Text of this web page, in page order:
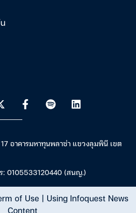
อาคารมหาทุนพลาซ่า แขวงลุมพินี เขต
: 0105533120440 (สนญ.)
of Use| Using Infoquest News
Content